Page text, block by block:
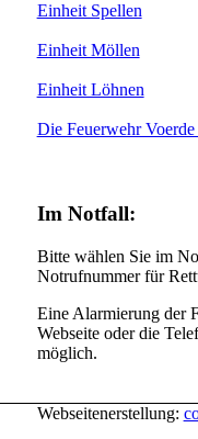
Einheit Spellen
Einheit Möllen
Einheit Löhnen
Die Feuerwehr
Im Notfall:
Bitte wählen Sie im
Notrufnummer für
Eine Alarmierung der
Webseite oder die
möglich.
Webseitenerstellung: